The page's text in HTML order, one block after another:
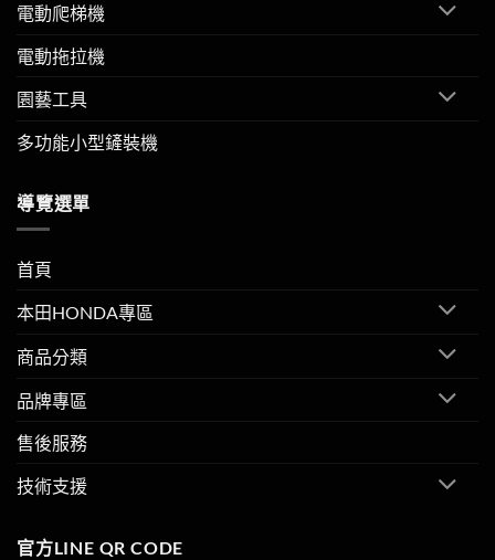
電動爬梯機
電動拖拉機
園藝工具
多功能小型鏟裝機
導覽選單
首頁
本田HONDA專區
商品分類
品牌專區
售後服務
技術支援
官方LINE QR CODE